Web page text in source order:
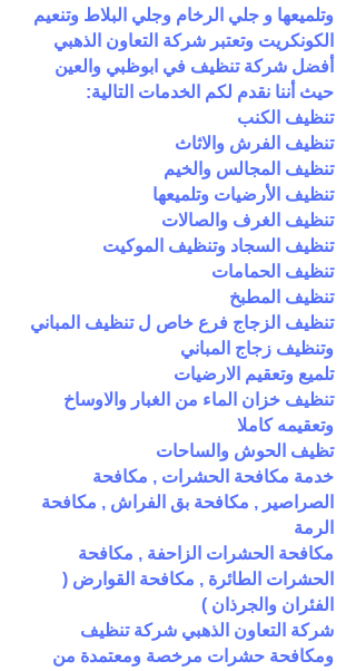
وتلميعها و جلي الرخام وجلي البلاط وتنعيم
الكونكريت وتعتبر شركة التعاون الذهبي
أفضل شركة تنظيف في ابوظبي والعين
حيث أننا نقدم لكم الخدمات التالية:
تنظيف الكنب
تنظيف الفرش والاثاث
تنظيف المجالس والخيم
تنظيف الأرضيات وتلميعها
تنظيف الغرف والصالات
تنظيف السجاد وتنظيف الموكيت
تنظيف الحمامات
تنظيف المطبخ
تنظيف الزجاج فرع خاص ل تنظيف المباني
وتنظيف زجاج المباني
تلميع وتعقيم الارضيات
تنظيف خزان الماء من الغبار والاوساخ
وتعقيمه كاملا
تظيف الحوش والساحات
خدمة مكافحة الحشرات , مكافحة
الصراصير , مكافحة بق الفراش , مكافحة
الرمة
مكافحة الحشرات الزاحفة , مكافحة
الحشرات الطائرة , مكافحة القوارض (
الفئران والجرذان )
شركة التعاون الذهبي شركة تنظيف
ومكافحة حشرات مرخصة ومعتمدة من